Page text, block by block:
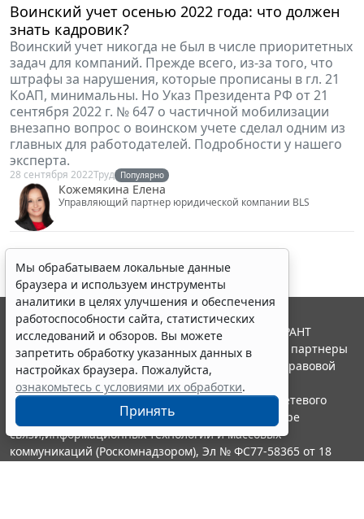
Воинский учет осенью 2022 года: что должен
знать кадровик?
Воинский учет никогда не был в числе приоритетных
задач для компаний. Прежде всего, из-за того, что
штрафы за нарушения, которые прописаны в гл. 21
КоАП, минимальны. Но Указ Президента РФ от 21
сентября 2022 г. № 647 о частичной мобилизации
внезапно вопрос о воинском учете сделал одним из
главных для работодателей. Подробности у нашего
эксперта.
28 сентября 2022Труд Популярно
Кожемякина Елена
Управляющий партнер юридической компании BLS
Мы обрабатываем локальные данные
браузера и используем инструменты
аналитики в целях улучшения и обеспечения
работоспособности сайта, статистических
исследований и обзоров. Вы можете
запретить обработку указанных данных в
настройках браузера. Пожалуйста,
ознакомьтесь с условиями их обработки.
Принять
© ООО "НПП "ГАРАНТ-СЕРВИС", 2026. Система ГАРАНТ
выпускается с 1990 года. Компания "Гарант" и ее партнеры
являются участниками Российской ассоциации правовой
информации ГАРАНТ.
Портал ГАРАНТ.РУ зарегистрирован в качестве сетевого
издания Федеральной службой по надзору в сфере
связи,информационных технологий и массовых
коммуникаций (Роскомнадзором), Эл № ФС77-58365 от 18